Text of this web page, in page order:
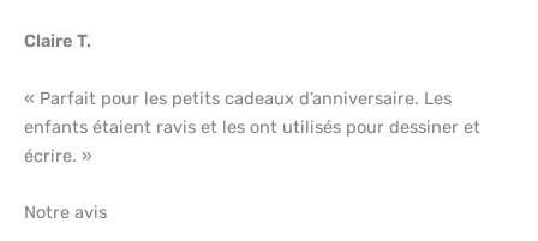
Claire T.
« Parfait pour les petits cadeaux d’anniversaire. Les
enfants étaient ravis et les ont utilisés pour dessiner et
écrire. »
Notre avis